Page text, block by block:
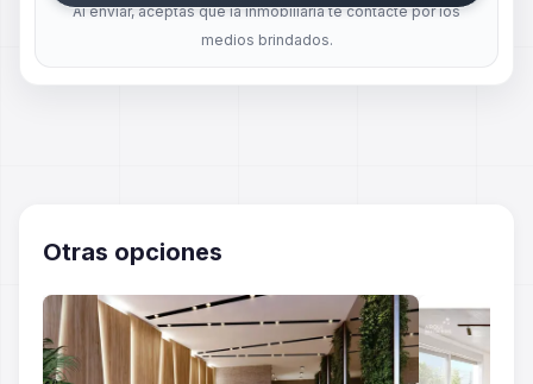
Al enviar, aceptas que la inmobiliaria te contacte por los
medios brindados.
Otras opciones